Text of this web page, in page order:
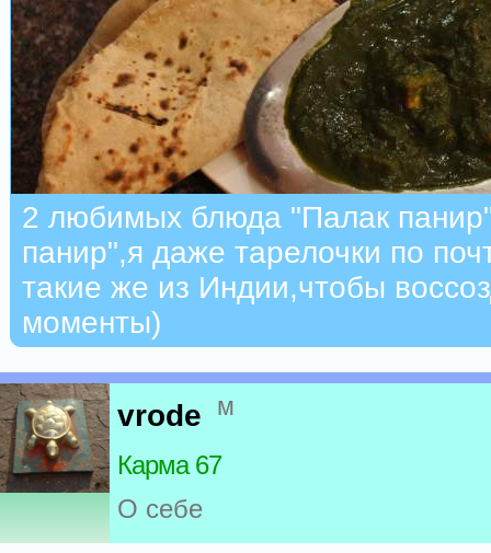
2 любимых блюда "Палак
панир",я даже тарелочки по
такие же из Индии,чтобы
моменты)
vrode м
Карма 67
О себе